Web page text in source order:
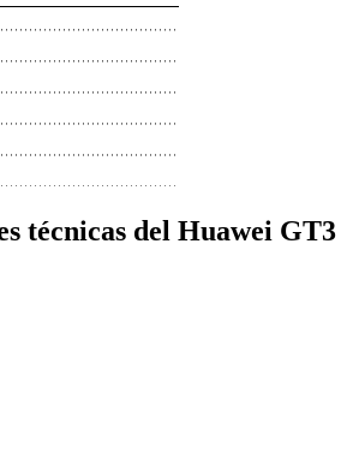
técnicas del Huawei GT3